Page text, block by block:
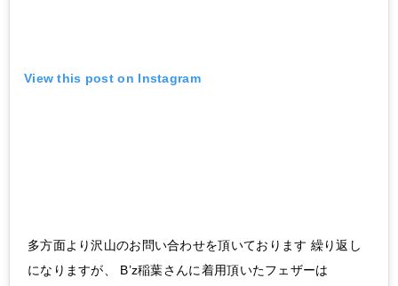
View this post on Instagram
多方面より沢山のお問い合わせを頂いております 繰り返し
になりますが、 B’z稲葉さんに着用頂いたフェザーは